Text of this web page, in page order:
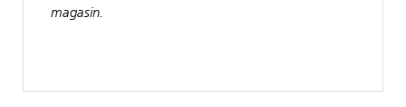
magasin.